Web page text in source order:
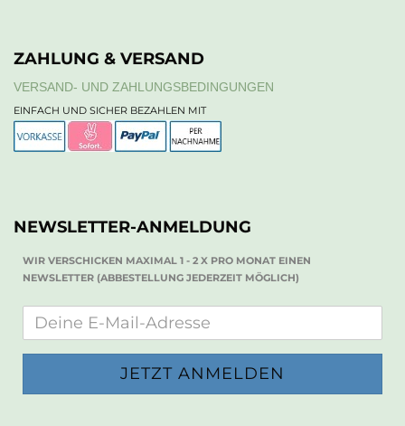
ZAHLUNG & VERSAND
VERSAND- UND ZAHLUNGSBEDINGUNGEN
EINFACH UND SICHER BEZAHLEN MIT
NEWSLETTER-ANMELDUNG
WIR VERSCHICKEN MAXIMAL 1 - 2 X PRO MONAT EINEN
NEWSLETTER (ABBESTELLUNG JEDERZEIT MÖGLICH)